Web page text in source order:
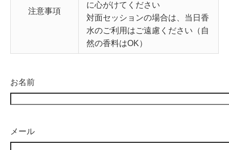
注意事項
に心がけてください
対面セッションの場合は、当日香
水のご利用はご遠慮ください（自
然の香料はOK）
お名前
メール